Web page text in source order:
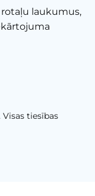
laukumus,
tiesības